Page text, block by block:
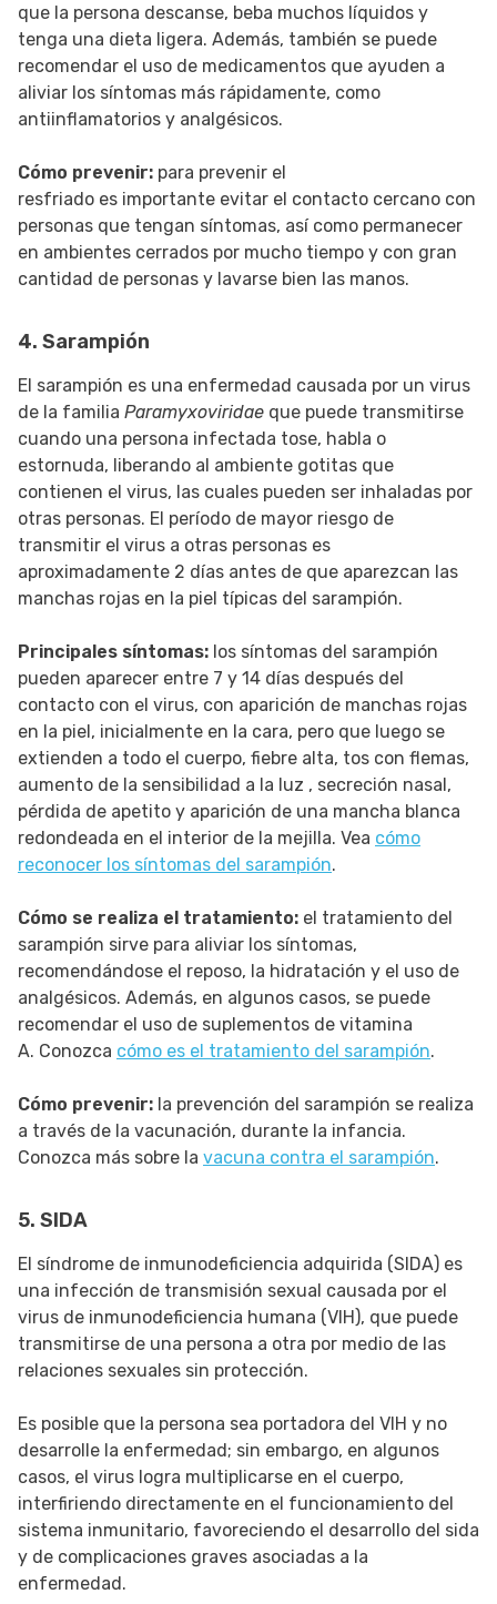
que la persona descanse, beba muchos líquidos y
tenga una dieta ligera. Además, también se puede
recomendar el uso de medicamentos que ayuden a
aliviar los síntomas más rápidamente, como
antiinflamatorios y analgésicos.
Cómo prevenir: para prevenir el
resfriado es importante evitar el contacto cercano con
personas que tengan síntomas, así como permanecer
en ambientes cerrados por mucho tiempo y con gran
cantidad de personas y lavarse bien las manos.
4. Sarampión
El sarampión es una enfermedad causada por un virus
de la familia Paramyxoviridae que puede transmitirse
cuando una persona infectada tose, habla o
estornuda, liberando al ambiente gotitas que
contienen el virus, las cuales pueden ser inhaladas por
otras personas. El período de mayor riesgo de
transmitir el virus a otras personas es
aproximadamente 2 días antes de que aparezcan las
manchas rojas en la piel típicas del sarampión.
Principales síntomas: los síntomas del sarampión
pueden aparecer entre 7 y 14 días después del
contacto con el virus, con aparición de manchas rojas
en la piel, inicialmente en la cara, pero que luego se
extienden a todo el cuerpo, fiebre alta, tos con flemas,
aumento de la sensibilidad a la luz , secreción nasal,
pérdida de apetito y aparición de una mancha blanca
redondeada en el interior de la mejilla. Vea cómo
reconocer los síntomas del sarampión.
Cómo se realiza el tratamiento: el tratamiento del
sarampión sirve para aliviar los síntomas,
recomendándose el reposo, la hidratación y el uso de
analgésicos. Además, en algunos casos, se puede
recomendar el uso de suplementos de vitamina
A. Conozca cómo es el tratamiento del sarampión.
Cómo prevenir: la prevención del sarampión se realiza
a través de la vacunación, durante la infancia.
Conozca más sobre la vacuna contra el sarampión.
5. SIDA
El síndrome de inmunodeficiencia adquirida (SIDA) es
una infección de transmisión sexual causada por el
virus de inmunodeficiencia humana (VIH), que puede
transmitirse de una persona a otra por medio de las
relaciones sexuales sin protección.
Es posible que la persona sea portadora del VIH y no
desarrolle la enfermedad; sin embargo, en algunos
casos, el virus logra multiplicarse en el cuerpo,
interfiriendo directamente en el funcionamiento del
sistema inmunitario, favoreciendo el desarrollo del sida
y de complicaciones graves asociadas a la
enfermedad.